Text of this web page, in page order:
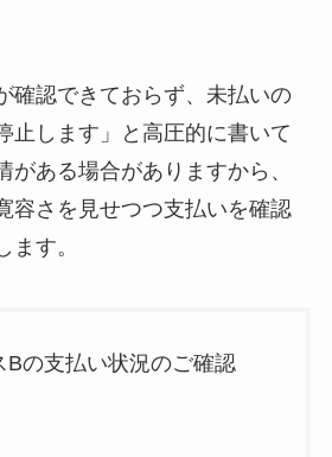
確認できておらず、未払いの
止します」と高圧的に書いて
がある場合がありますから、
容さを見せつつ支払いを確認
ます。
Bの支払い状況のご確認